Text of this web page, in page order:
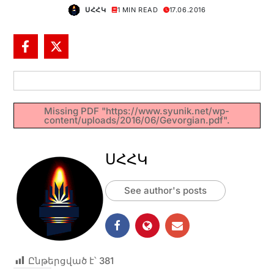
ՍՀՀԿ 1 MIN READ 17.06.2016
Missing PDF "https://www.syunik.net/wp-
content/uploads/2016/06/Gevorgian.pdf".
ՍՀՀԿ
See author's posts
Ընթերցված է՝ 381